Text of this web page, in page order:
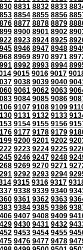
8831 8832 8833
8854 8855 8856
8877 8878 8879
8900 8901 8902
8923 8924 8925
8946 8947 8948
8969 8970 8971
8992 8993 8994
9015 9016 9017
9038 9039 9040
9061 9062 9063
9084 9085 9086
9107 9108 9109
9131 9132 9133
9154 9155 9156
9177 9178 9179
9200 9201 9202
9223 9224 9225
9246 9247 9248
9269 9270 9271
9292 9293 9294
9315 9316 9317
9338 9339 9340
9361 9362 9363
9384 9385 9386
9407 9408 9409
9430 9431 9432
9453 9454 9455
9476 9477 9478